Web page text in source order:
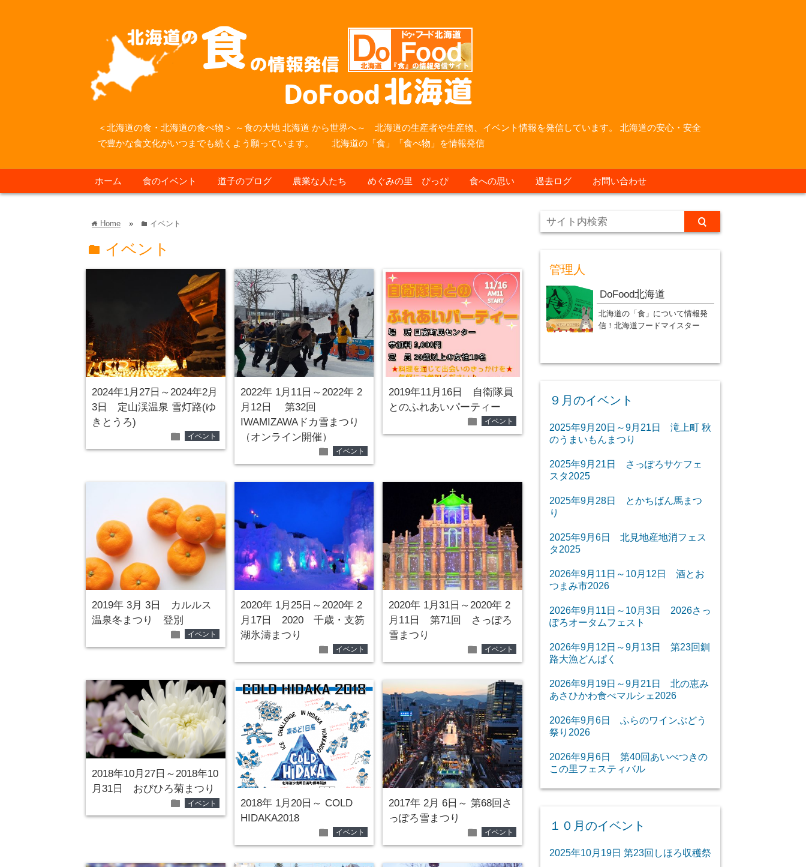
＜北海道の食・北海道の食べ物＞ ～食の大地 北海道 から世界へ～ 北海道の生産者や生産物、イベント情報を発信しています。 北海道の安心・安全
で豊かな食文化がいつまでも続くよう願っています。 北海道の「食」「食べ物」を情報発信
ホーム 食のイベント 道子のブログ 農業な人たち めぐみの里 ぴっぴ 食への思い 過去ログ お問い合わせ
home Home » folder イベント
folder イベント
2024年1月27日～2024年2月
3日 定山渓温泉 雪灯路(ゆ
きとうろ)
folder イベント
2022年 1月11日～2022年 2
月12日 第32回
IWAMIZAWAドカ雪まつり
（オンライン開催）
folder イベント
2019年11月16日 自衛隊員
とのふれあいパーティー
folder イベント
2019年 3月 3日 カルルス
温泉冬まつり 登別
folder イベント
2020年 1月25日～2020年 2
月17日 2020 千歳・支笏
湖氷濤まつり
folder イベント
2020年 1月31日～2020年 2
月11日 第71回 さっぽろ
雪まつり
folder イベント
2018年10月27日～2018年10
月31日 おびひろ菊まつり
folder イベント
2018年 1月20日～ COLD
HIDAKA2018
folder イベント
2017年 2月 6日～ 第68回さ
っぽろ雪まつり
folder イベント
管理人
DoFood北海道
北海道の「食」について情報発
信！北海道フードマイスター
９月のイベント
2025年9月20日～9月21日 滝上町 秋
のうまいもんまつり
2025年9月21日 さっぽろサケフェ
スタ2025
2025年9月28日 とかちばん馬まつ
り
2025年9月6日 北見地産地消フェス
タ2025
2026年9月11日～10月12日 酒とお
つまみ市2026
2026年9月11日～10月3日 2026さっ
ぽろオータムフェスト
2026年9月12日～9月13日 第23回釧
路大漁どんぱく
2026年9月19日～9月21日 北の恵み
あさひかわ食べマルシェ2026
2026年9月6日 ふらのワインぶどう
祭り2026
2026年9月6日 第40回あいべつきの
この里フェスティバル
１０月のイベント
2025年10月19日 第23回しほろ収穫祭